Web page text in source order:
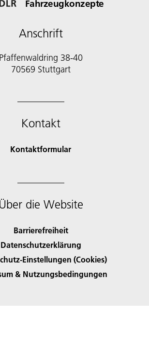
Fahrzeugkonzepte
Anschrift
Pfaffenwaldring 38-40
70569 Stuttgart
Kontakt
Kontaktformular
Über die Website
Barrierefreiheit
Datenschutzerklärung
Einstellungen (Cookies)
& Nutzungsbedingungen